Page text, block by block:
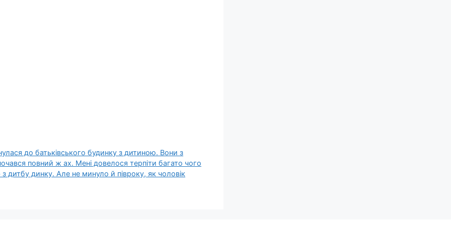
до батьківського будинку з дитиною. Вони з
повний ж ах. Мені довелося терпіти багато чого
дитбу динку. Але не минуло й півроку, як чоловік